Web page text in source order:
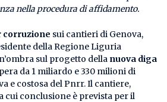
nella procedura di affidamento.
corruzione sui cantieri di Genova,
della Regione Liguria
sul progetto della nuova diga
da 1 miliardo e 330 milioni di
e costosa del Pnrr. Il cantiere,
cui conclusione è prevista per il